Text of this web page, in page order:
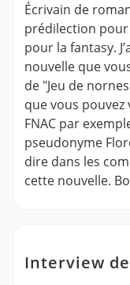
Écrivain de
prédilection
pour la fantasy.
nouvelle que
de "Jeu de
que vous
FNAC par
pseudonyme
dire dans les
cette nouvelle.
Interview de